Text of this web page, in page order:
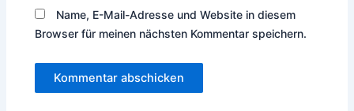
Name, E-Mail-Adresse und Website in diesem
Browser für meinen nächsten Kommentar speichern.